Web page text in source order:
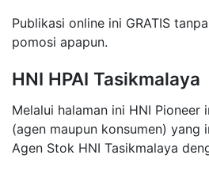
Publikasi online ini GRATIS
pomosi apapun.
HNI HPAI Tasikmalaya
Melalui halaman ini HNI
(agen maupun konsumen) yang
Agen Stok HNI Tasikmalaya